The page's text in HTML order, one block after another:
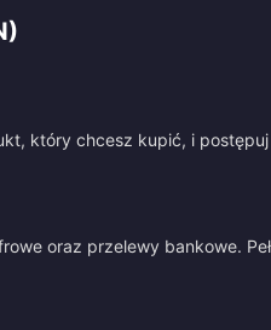
który chcesz kupić, i
oraz przelewy bankowe.